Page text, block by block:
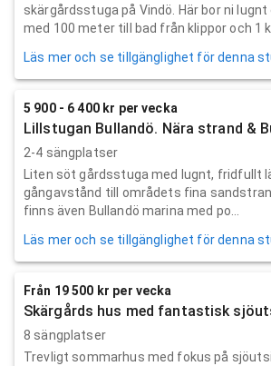
skärgårdsstuga på Vindö. Här bor ni
med 100 meter till bad från klippor och 1
Läs mer och se tillgänglighet för denna
5 900 - 6 400 kr per vecka
Lillstugan Bullandö. Nära strand &
2-4 sängplatser
Liten söt gårdsstuga med lugnt, fridfullt
gångavstånd till områdets fina
finns även Bullandö marina med po...
Läs mer och se tillgänglighet för denna
Från 19 500 kr per vecka
Skärgårds hus med fantastisk
8 sängplatser
Trevligt sommarhus med fokus på